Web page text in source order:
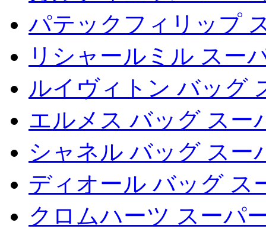
パテックフィリップ
リシャールミル スー
ルイヴィトン バッグ
エルメス バッグ スー
シャネル バッグ スー
ディオール バッグ ス
クロムハーツ スーパ